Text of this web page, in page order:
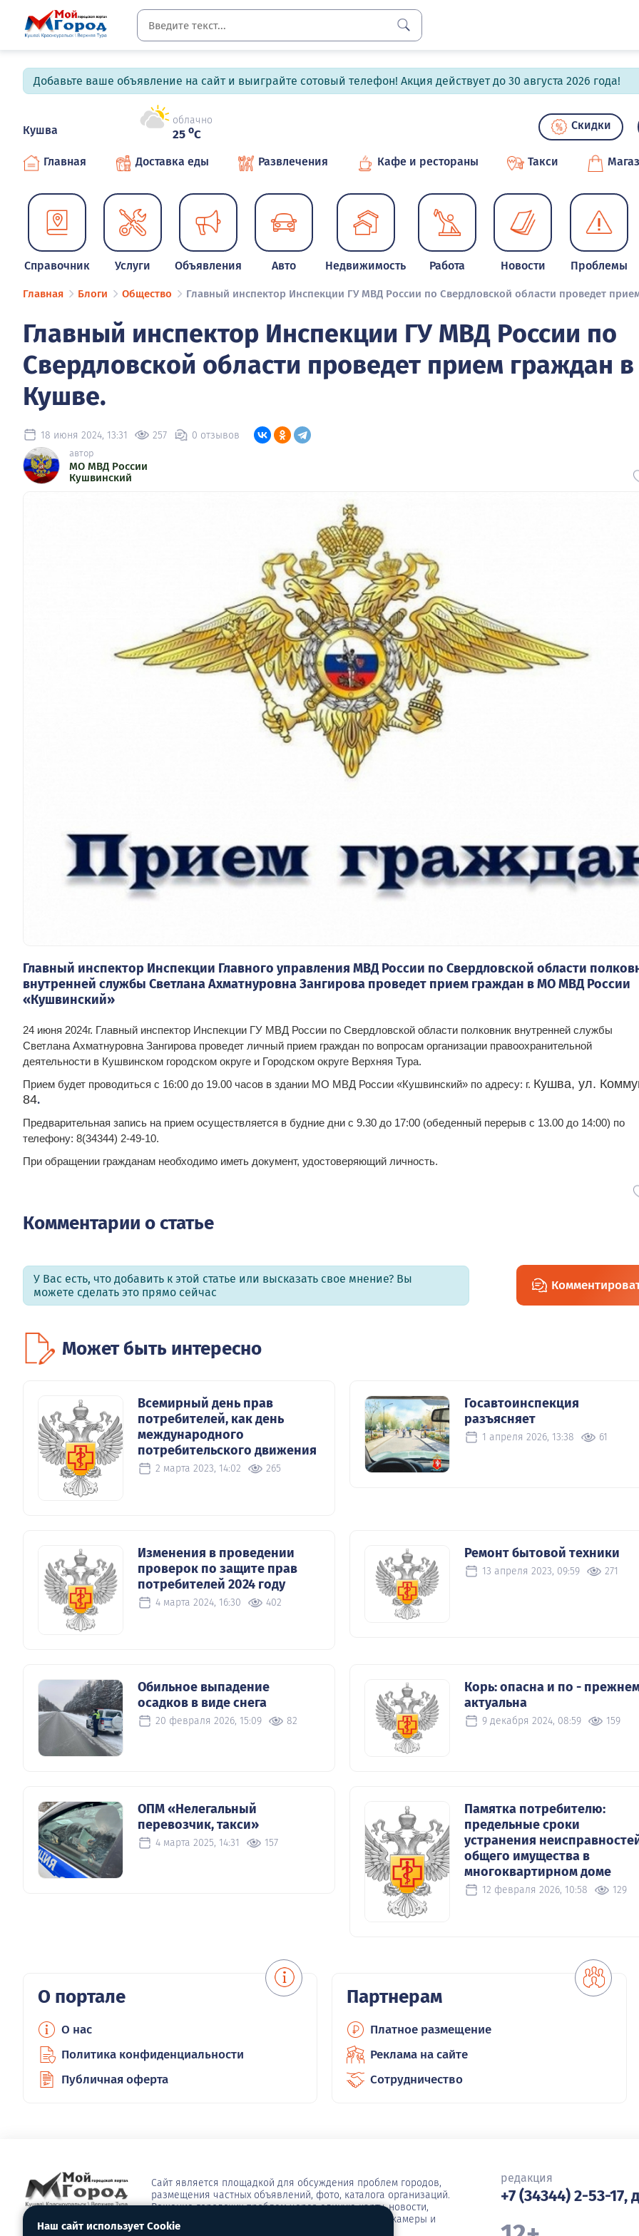
Добавьте ваше объявление на сайт и выиграйте сотовый телефон! Акция действует до 30 августа 2026 года!
Кушва
облачно
25 oC
Скидки
Главная Доставка еды Развлечения Кафе и рестораны Такси
Справочник Услуги Объявления Авто Недвижимость Работа Новости Проблемы
Главная Блоги Общество Главный инспектор Инспекции ГУ МВД России по Свердловской области проведет
Главный инспектор Инспекции ГУ МВД России по
Свердловской области проведет прием граждан в
Кушве.
18 июня 2024, 13:31 257 0 отзывов
автор
МО МВД России
Кушвинский
Главный инспектор Инспекции Главного управления МВД России по Свердловской области
внутренней службы Светлана Ахматнуровна Зангирова проведет прием граждан в МО МВД России
«Кушвинский»
24 июня 2024г. Главный инспектор Инспекции ГУ МВД России по Свердловской области полковник внутренней службы
Светлана Ахматнуровна Зангирова проведет личный прием граждан по вопросам организации правоохранительной
деятельности в Кушвинском городском округе и Городском округе Верхняя Тура.
Прием будет проводиться с 16:00 до 19.00 часов в здании МО МВД России «Кушвинский» по адресу: г. Кушва, ул.
84.
Предварительная запись на прием осуществляется в будние дни с 9.30 до 17:00 (обеденный перерыв с 13.00 до 14:00) по
телефону: 8(34344) 2-49-10.
При обращении гражданам необходимо иметь документ, удостоверяющий личность.
Комментарии о статье
У Вас есть, что добавить к этой статье или высказать свое мнение? Вы
можете сделать это прямо сейчас
Может быть интересно
Всемирный день прав
потребителей, как день
международного
потребительского движения
2 марта 2023, 14:02 265
Госавтоинспекция
разъясняет
1 апреля 2026, 13:38 61
Изменения в проведении
проверок по защите прав
потребителей 2024 году
4 марта 2024, 16:30 402
Ремонт бытовой техники
13 апреля 2023, 09:59 271
Обильное выпадение
осадков в виде снега
20 февраля 2026, 15:09 82
Корь: опасна и по -
актуальна
9 декабря 2024, 08:59 159
ОПМ «Нелегальный
перевозчик, такси»
4 марта 2025, 14:31 157
Памятка потребителю:
предельные сроки
устранения
общего имущества в
многоквартирном доме
12 февраля 2026, 10:58 129
О портале
О нас
Политика конфиденциальности
Публичная оферта
Партнерам
Платное размещение
Реклама на сайте
Сотрудничество
Сайт является площадкой для обсуждения проблем городов,
размещения частных объявлений, фото, каталога организаций.
Решение городских проблем через единую карту, новости,
сюжеты, опросы, видео, блоги, афиша, погода, вебкамеры и
многое другое
редакция
+7 (34344) 2-53-17,
Наш сайт использует Cookie